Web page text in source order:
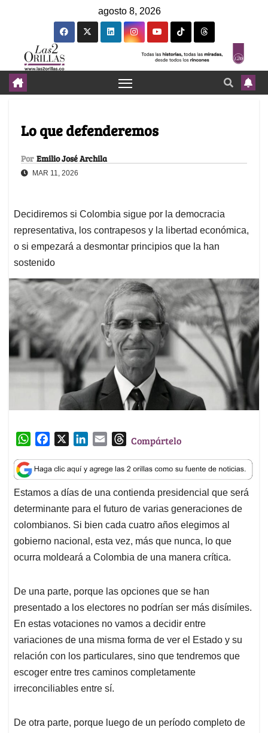
agosto 8, 2026
Lo que defenderemos
Por Emilio José Archila
MAR 11, 2026
Decidiremos si Colombia sigue por la democracia
representativa, los contrapesos y la libertad económica,
o si empezará a desmontar principios que la han
sostenido
W
a
t
s
A
p
p
c
e
b
o
o
k
n
k
e
d
I
n
a
i
l
T
r
e
a
d
s
Compártelo
Estamos a días de una contienda presidencial que será
determinante para el futuro de varias generaciones de
colombianos. Si bien cada cuatro años elegimos al
gobierno nacional, esta vez, más que nunca, lo que
ocurra moldeará a Colombia de una manera crítica.
De una parte, porque las opciones que se han
presentado a los electores no podrían ser más disímiles.
En estas votaciones no vamos a decidir entre
variaciones de una misma forma de ver el Estado y su
relación con los particulares, sino que tendremos que
escoger entre tres caminos completamente
irreconciliables entre sí.
De otra parte, porque luego de un período completo de